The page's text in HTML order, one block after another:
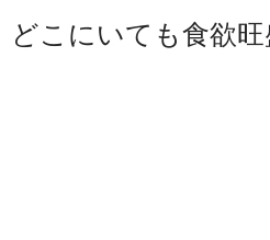
どこにいても食欲旺